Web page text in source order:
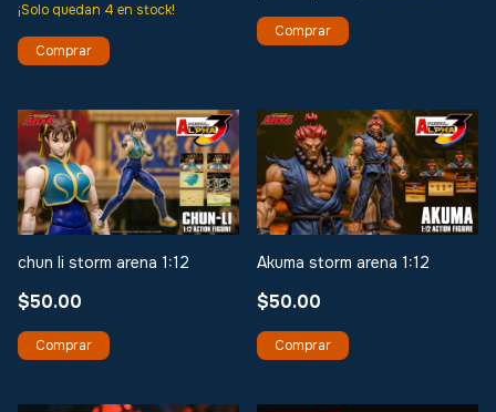
¡Solo quedan 4 en stock!
chun li storm arena 1:12
$50.00
Akuma storm arena 1:12
$50.00